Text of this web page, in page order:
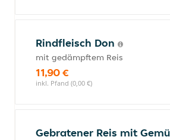
Rindfleisch Don
mit gedämpftem Reis
11,90 €
inkl. Pfand (0,00 €)
Gebratener Reis mit